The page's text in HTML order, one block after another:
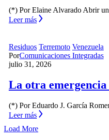
(*) Por Elaine Alvarado Abrir
Leer más
Residuos Terremoto Venezuela
PorComunicaciones Integradas
julio 31, 2026
La otra
(*) Por Eduardo J. García
Leer más
Load More